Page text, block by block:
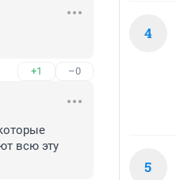
+1 –0
всю эту
4
5